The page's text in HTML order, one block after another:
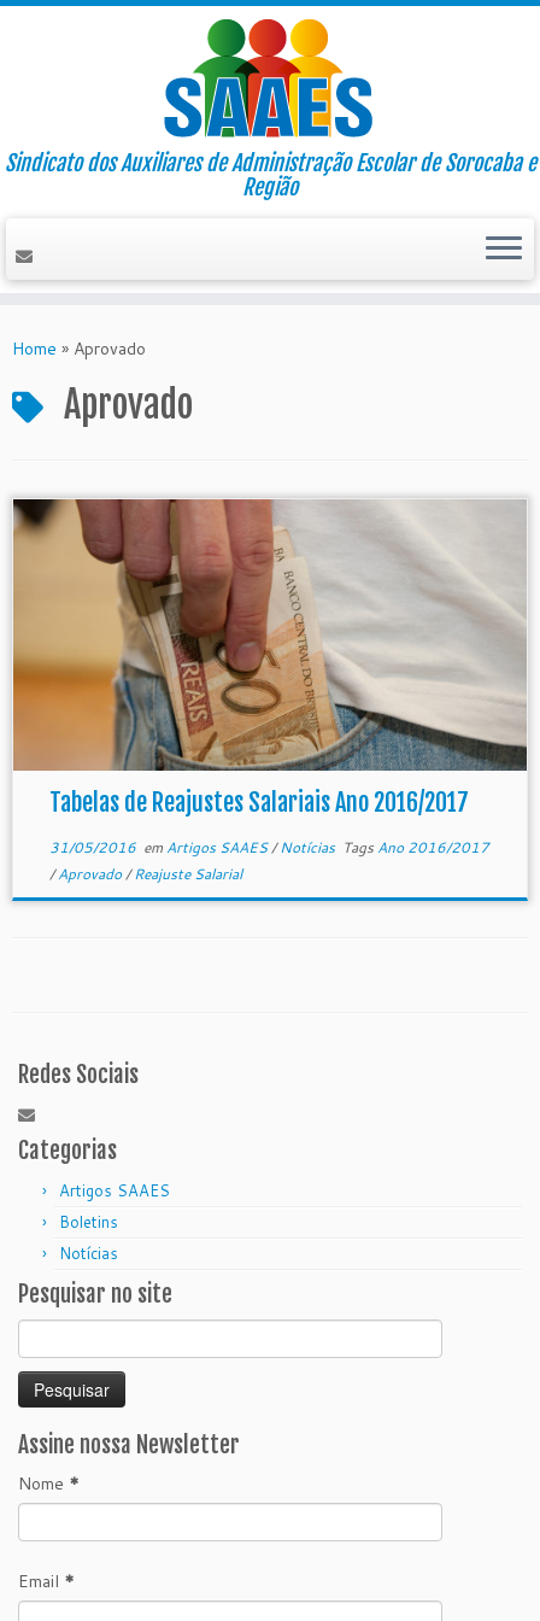
to
Sindicato dos Auxiliares de Administração Escolar de Sorocaba e
Região
Home » Aprovado
Aprovado
Tabelas de Reajustes Salariais Ano 2016/2017
31/05/2016em Artigos SAAES/Notícias Tags Ano 2016/2017
/Aprovado/Reajuste Salarial
Redes Sociais
Categorias
Artigos SAAES
Boletins
Notícias
Pesquisar no site
por:
Assine nossa Newsletter
Nome *
Email *